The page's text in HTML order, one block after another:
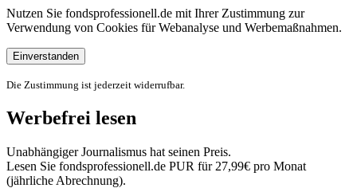
Nutzen Sie fondsprofessionell.de mit Ihrer Zustimmung zur
Verwendung von Cookies für Webanalyse und Werbemaßnahmen.
Einverstanden
Die Zustimmung ist jederzeit widerrufbar.
Werbefrei lesen
Unabhängiger Journalismus hat seinen Preis.
Lesen Sie fondsprofessionell.de PUR für 27,99€ pro Monat
(jährliche Abrechnung).